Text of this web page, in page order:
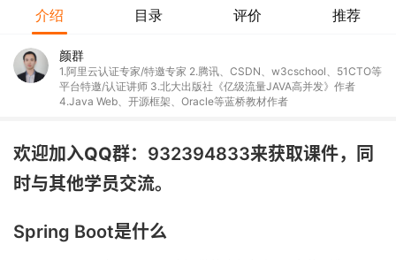
介绍 目录 评价 推荐
颜群
1.阿里云认证专家/特邀专家 2.腾讯、CSDN、w3cschool、51CTO等
平台特邀/认证讲师 3.北大出版社《亿级流量JAVA高并发》作者
4.Java Web、开源框架、Oracle等蓝桥教材作者
欢迎加入QQ群： 932394833来获取课件，同
时与其他学员交流。
Spring Boot是什么